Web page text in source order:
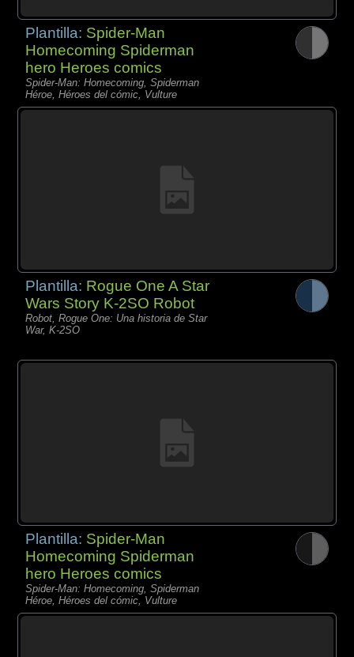
Plantilla: Spider-Man
Homecoming Spiderman
hero Heroes comics
Spider-Man: Homecoming, Spiderman
Héroe, Héroes del cómic, Vulture
Plantilla: Rogue One A Star
Wars Story K-2SO Robot
Robot, Rogue One: Una historia de Star
War, K-2SO
Plantilla: Spider-Man
Homecoming Spiderman
hero Heroes comics
Spider-Man: Homecoming, Spiderman
Héroe, Héroes del cómic, Vulture